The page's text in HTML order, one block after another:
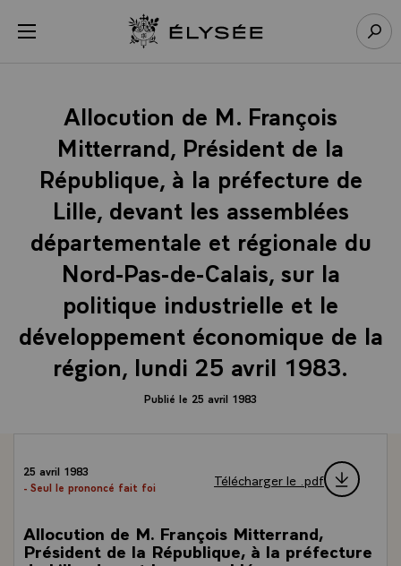
menu Retour à l’accueil Élysée
Allocution de M. François
Mitterrand, Président de la
République, à la préfecture de
Lille, devant les assemblées
départementale et régionale du
Nord-Pas-de-Calais, sur la
politique industrielle et le
développement économique de la
région, lundi 25 avril 1983.
Publié le 25 avril 1983
25 avril 1983
- Seul le prononcé fait foi
Télécharger le .pdf
Allocution de M. François Mitterrand,
Président de la République, à la préfecture
Panneau de gestion des cookies